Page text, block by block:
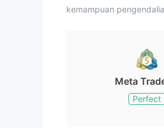
kemampuan
Meta
Perfect